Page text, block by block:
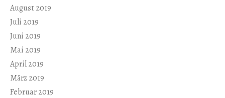
August 2019
Juli 2019
Juni 2019
Mai 2019
April 2019
März 2019
Februar 2019